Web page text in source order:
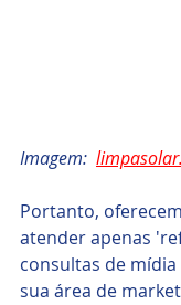
Imagem:
Portanto,
atender apenas
consultas de
sua área de